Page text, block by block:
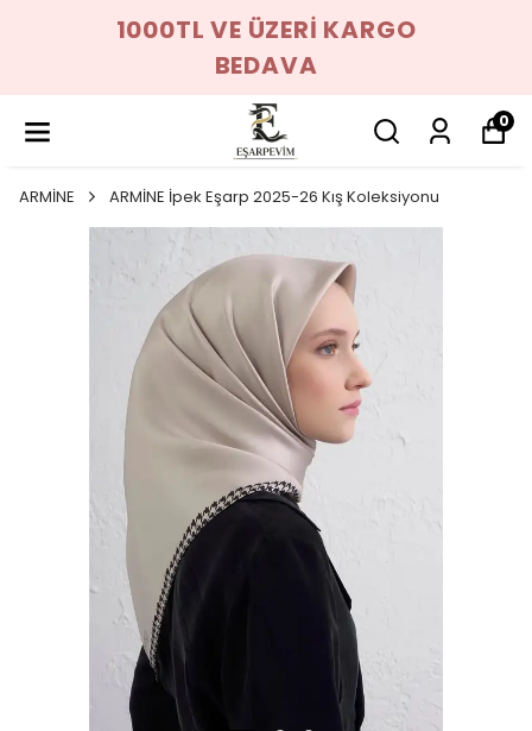
1000TL VE ÜZERİ KARGO
BEDAVA
0
ARMİNE ARMİNE İpek Eşarp 2025-26 Kış Koleksiyonu